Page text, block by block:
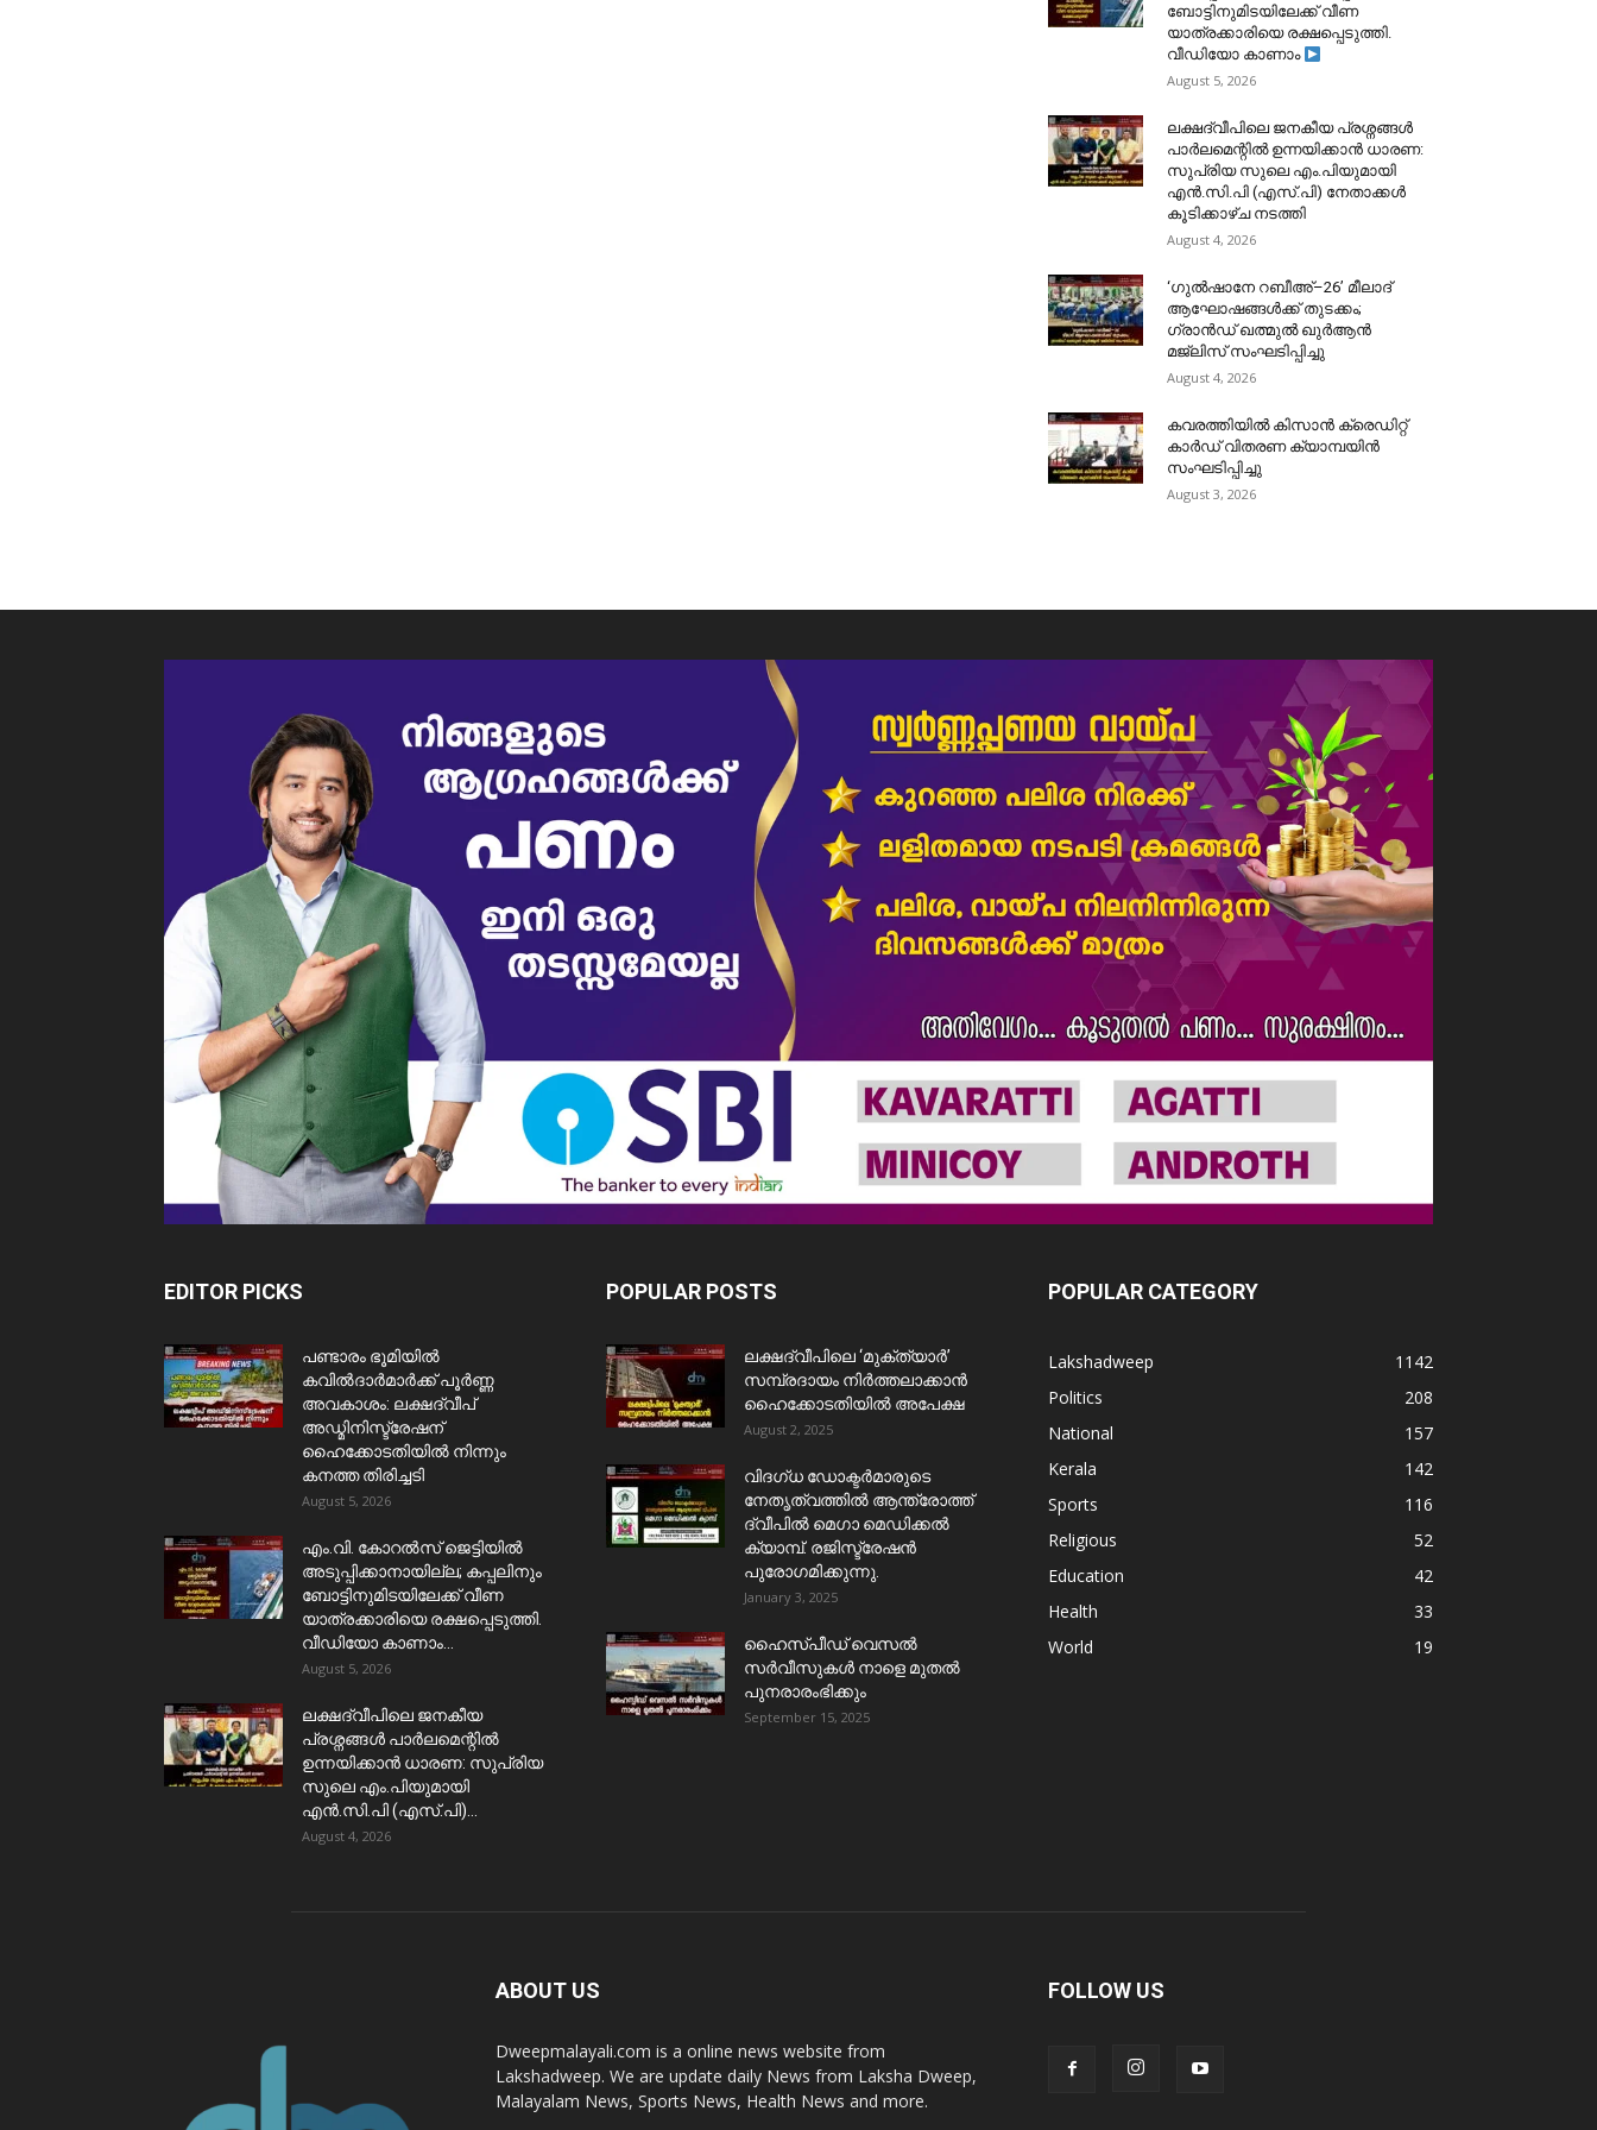
ബോട്ടിനുമിടയിലേക്ക് വീണ
യാത്രക്കാരിയെ രക്ഷപ്പെടുത്തി.
വീഡിയോ കാണാം
August 5, 2026
ലക്ഷദ്വീപിലെ ജനകീയ പ്രശ്നങ്ങൾ
പാർലമെന്റിൽ ഉന്നയിക്കാൻ ധാരണ:
സുപ്രിയ സുലെ എം.പിയുമായി
എൻ.സി.പി (എസ്.പി) നേതാക്കൾ
കൂടിക്കാഴ്ച നടത്തി
August 4, 2026
‘ഗുൽഷാനേ റബീഅ്–26’ മീലാദ്
ആഘോഷങ്ങൾക്ക് തുടക്കം;
ഗ്രാൻഡ് ഖത്മുൽ ഖുർആൻ
മജ്‌ലിസ് സംഘടിപ്പിച്ചു
August 4, 2026
കവരത്തിയിൽ കിസാൻ ക്രെഡിറ്റ്
കാർഡ് വിതരണ ക്യാമ്പയിൻ
സംഘടിപ്പിച്ചു
August 3, 2026
EDITOR PICKS
പണ്ടാരം ഭൂമിയിൽ
കവിൽദാർമാർക്ക് പൂർണ്ണ
അവകാശം: ലക്ഷദ്വീപ്
അഡ്മിനിസ്ട്രേഷന്
ഹൈക്കോടതിയിൽ നിന്നും
കനത്ത തിരിച്ചടി
August 5, 2026
​എം.വി. കോറൽസ് ജെട്ടിയിൽ
അടുപ്പിക്കാനായില്ല; കപ്പലിനും
ബോട്ടിനുമിടയിലേക്ക് വീണ
യാത്രക്കാരിയെ രക്ഷപ്പെടുത്തി.
വീഡിയോ കാണാം...
August 5, 2026
ലക്ഷദ്വീപിലെ ജനകീയ
പ്രശ്നങ്ങൾ പാർലമെന്റിൽ
ഉന്നയിക്കാൻ ധാരണ: സുപ്രിയ
സുലെ എം.പിയുമായി
എൻ.സി.പി (എസ്.പി)...
August 4, 2026
POPULAR POSTS
ലക്ഷദ്വീപിലെ ‘മുക്ത്യാർ’
സമ്പ്രദായം നിർത്തലാക്കാൻ
ഹൈക്കോടതിയിൽ അപേക്ഷ
August 2, 2025
വിദഗ്ധ ഡോക്ടർമാരുടെ
നേതൃത്വത്തിൽ ആന്ത്രോത്ത്
ദ്വീപിൽ മെഗാ മെഡിക്കൽ
ക്യാമ്പ്. രജിസ്ട്രേഷൻ
പുരോഗമിക്കുന്നു.
January 3, 2025
ഹൈസ്പീഡ് വെസൽ
സർവീസുകൾ നാളെ മുതൽ
പുനരാരംഭിക്കും
September 15, 2025
POPULAR CATEGORY
Lakshadweep
1142
Politics
208
National
157
Kerala
142
Sports
116
Religious
52
Education
42
Health
33
World
19
ABOUT US
Dweepmalayali.com is a online news website from
Lakshadweep. We are update daily News from Laksha Dweep,
Malayalam News, Sports News, Health News and more.
FOLLOW US